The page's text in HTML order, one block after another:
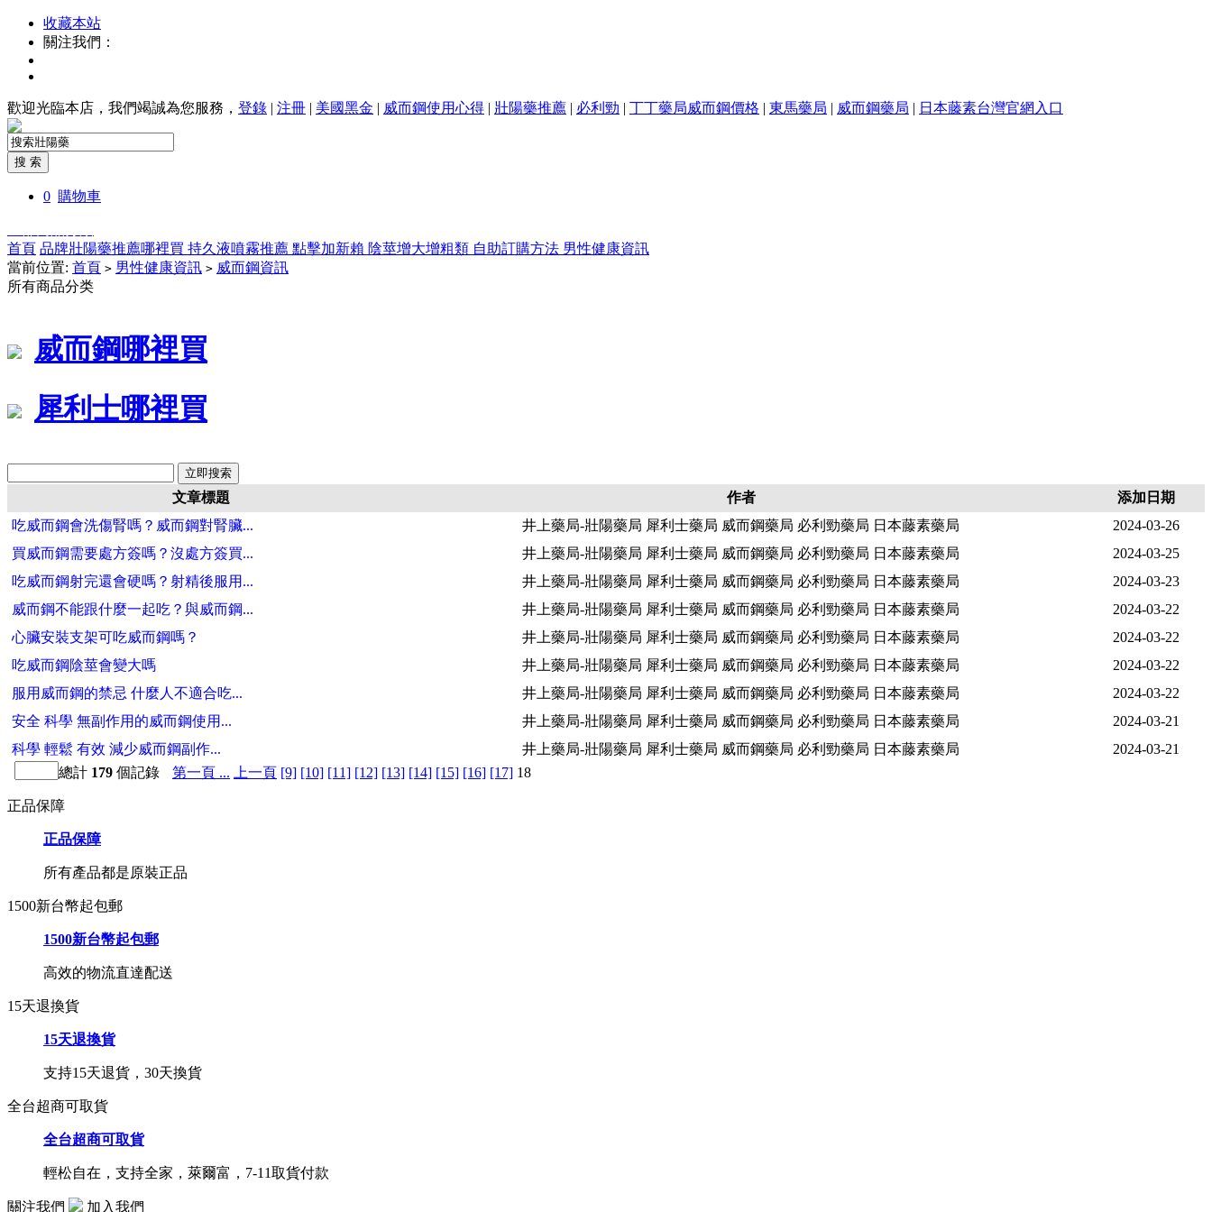
收藏本站
關注我們：
歡迎光臨本店，我們竭誠為您服務， 登錄 | 注冊 | 美國黑金 | 威而鋼使用心得 | 壯陽藥推薦 | 必利勁 | 丁丁藥局威而鋼價格 | 東馬藥局 | 威而鋼藥局 | 日本藤素台灣官網入口
0 購物車
首頁 品牌壯陽藥推薦哪裡買 持久液噴霧推薦 點擊加新賴 陰莖增大增粗類 自助訂購方法 男性健康資訊
當前位置: 首頁 > 男性健康資訊 > 威而鋼資訊
所有商品分类
威而鋼哪裡買
犀利士哪裡買
文章標題 作者
添加日期
吃威而鋼會洗傷腎嗎？威而鋼對腎臟...
井上藥局-壯陽藥局 犀利士藥局 威而鋼藥局 必利勁藥局 日本藤素藥局
2024-03-26
買威而鋼需要處方簽嗎？沒處方簽買...
井上藥局-壯陽藥局 犀利士藥局 威而鋼藥局 必利勁藥局 日本藤素藥局
2024-03-25
吃威而鋼射完還會硬嗎？射精後服用...
井上藥局-壯陽藥局 犀利士藥局 威而鋼藥局 必利勁藥局 日本藤素藥局
2024-03-23
威而鋼不能跟什麼一起吃？與威而鋼...
井上藥局-壯陽藥局 犀利士藥局 威而鋼藥局 必利勁藥局 日本藤素藥局
2024-03-22
心臟安裝支架可吃威而鋼嗎？
井上藥局-壯陽藥局 犀利士藥局 威而鋼藥局 必利勁藥局 日本藤素藥局
2024-03-22
吃威而鋼陰莖會變大嗎
井上藥局-壯陽藥局 犀利士藥局 威而鋼藥局 必利勁藥局 日本藤素藥局
2024-03-22
服用威而鋼的禁忌 什麼人不適合吃...
井上藥局-壯陽藥局 犀利士藥局 威而鋼藥局 必利勁藥局 日本藤素藥局
2024-03-22
安全 科學 無副作用的威而鋼使用...
井上藥局-壯陽藥局 犀利士藥局 威而鋼藥局 必利勁藥局 日本藤素藥局
2024-03-21
科學 輕鬆 有效 減少威而鋼副作...
井上藥局-壯陽藥局 犀利士藥局 威而鋼藥局 必利勁藥局 日本藤素藥局
2024-03-21
總計 179 個記錄 第一頁 ... 上一頁 [9] [10] [11] [12] [13] [14] [15] [16] [17] 18
正品保障
正品保障
所有產品都是原裝正品
1500新台幣起包郵
1500新台幣起包郵
高效的物流直達配送
15天退換貨
15天退換貨
支持15天退貨，30天換貨
全台超商可取貨
全台超商可取貨
輕松自在，支持全家，萊爾富，7-11取貨付款
關注我們 加入我們